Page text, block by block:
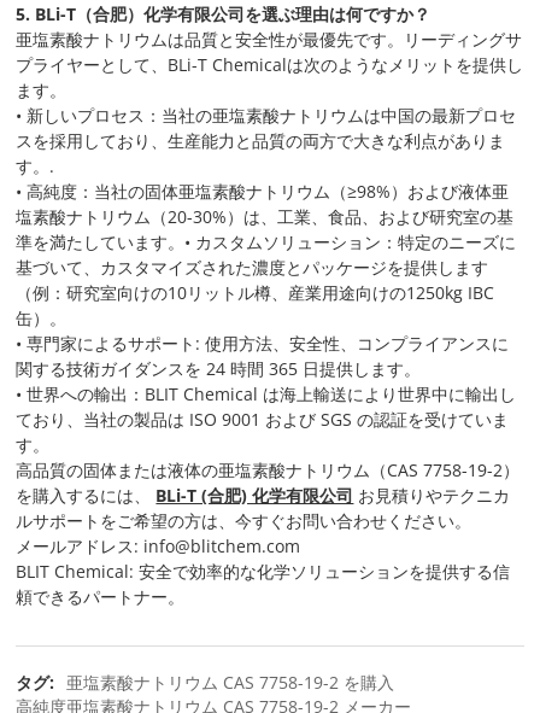
5. BLi-T（合肥）化学有限公司を選ぶ理由は何ですか？
亜塩素酸ナトリウムは品質と安全性が最優先です。リーディングサ
プライヤーとして、BLi-T Chemicalは次のようなメリットを提供し
ます。
• 新しいプロセス：当社の亜塩素酸ナトリウムは中国の最新プロセ
スを採用しており、生産能力と品質の両方で大きな利点がありま
す。.
• 高純度：当社の固体亜塩素酸ナトリウム（≥98%）および液体亜
塩素酸ナトリウム（20-30%）は、工業、食品、および研究室の基
準を満たしています。• カスタムソリューション：特定のニーズに
基づいて、カスタマイズされた濃度とパッケージを提供します
（例：研究室向けの10リットル樽、産業用途向けの1250kg IBC
缶）。
• 専門家によるサポート: 使用方法、安全性、コンプライアンスに
関する技術ガイダンスを 24 時間 365 日提供します。
• 世界への輸出：BLIT Chemical は海上輸送により世界中に輸出し
ており、当社の製品は ISO 9001 および SGS の認証を受けていま
す。
高品質の固体または液体の亜塩素酸ナトリウム（CAS 7758-19-2）
を購入するには、 BLi-T (合肥) 化学有限公司 お見積りやテクニカ
ルサポートをご希望の方は、今すぐお問い合わせください。
メールアドレス: info@blitchem.com
BLIT Chemical: 安全で効率的な化学ソリューションを提供する信
頼できるパートナー。
タグ:
亜塩素酸ナトリウム CAS 7758-19-2 を購入
高純度亜塩素酸ナトリウム CAS 7758-19-2 メーカー